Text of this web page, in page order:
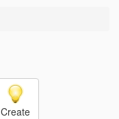
Create